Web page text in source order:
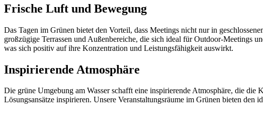
Frische Luft und Bewegung
Das Tagen im Grünen bietet den Vorteil, dass Meetings nicht nur in
großzügige Terrassen und Außenbereiche, die sich ideal für Outdoor-Meetings
was sich positiv auf ihre Konzentration und Leistungsfähigkeit auswirkt.
Inspirierende Atmosphäre
Die grüne Umgebung am Wasser schafft eine inspirierende Atmosphäre, die
Lösungsansätze inspirieren. Unsere Veranstaltungsräume im Grünen bieten